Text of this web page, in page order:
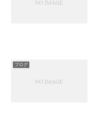
ブログ